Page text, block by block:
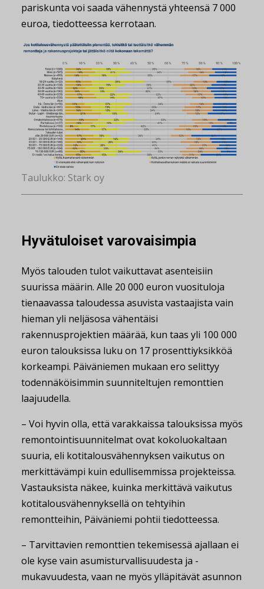
pariskunta voi saada vähennystä yhteensä 7 000
euroa, tiedotteessa kerrotaan.
Taulukko: Stark oy
Hyvätuloiset varovaisimpia
Myös talouden tulot vaikuttavat asenteisiin
suurissa määrin. Alle 20 000 euron vuosituloja
tienaavassa taloudessa asuvista vastaajista vain
hieman yli neljäsosa vähentäisi
rakennusprojektien määrää, kun taas yli 100 000
euron talouksissa luku on 17 prosenttiyksikköä
korkeampi. Päiväniemen mukaan ero selittyy
todennäköisimmin suunniteltujen remonttien
laajuudella.
– Voi hyvin olla, että varakkaissa talouksissa myös
remontointisuunnitelmat ovat kokoluokaltaan
suuria, eli kotitalousvähennyksen vaikutus on
merkittävämpi kuin edullisemmissa projekteissa.
Vastauksista näkee, kuinka merkittävä vaikutus
kotitalousvähennyksellä on tehtyihin
remontteihin, Päiväniemi pohtii tiedotteessa.
– Tarvittavien remonttien tekemisessä ajallaan ei
ole kyse vain asumisturvallisuudesta ja -
mukavuudesta, vaan ne myös ylläpitävät asunnon